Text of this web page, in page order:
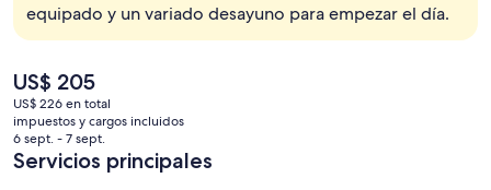
equipado y un variado desayuno para empezar el día.
El
precio
actual
es
de
US$ 205
US$ 226 en total
impuestos y cargos incluidos
6 sept. - 7 sept.
Servicios principales